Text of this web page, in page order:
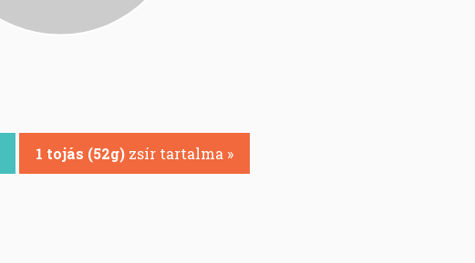
1 tojás (52g) zsír tartalma »